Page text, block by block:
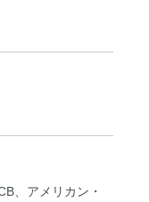
、アメリカン・